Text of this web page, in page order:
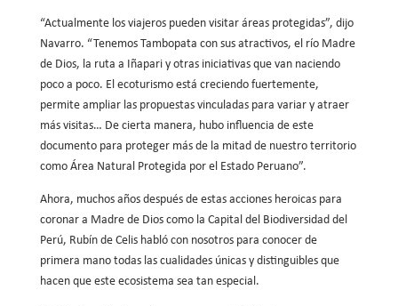
“Actualmente los viajeros pueden visitar áreas protegidas”, dijo
Navarro. “Tenemos Tambopata con sus atractivos, el río Madre
de Dios, la ruta a Iñapari y otras iniciativas que van naciendo
poco a poco. El ecoturismo está creciendo fuertemente,
permite ampliar las propuestas vinculadas para variar y atraer
más visitas… De cierta manera, hubo influencia de este
documento para proteger más de la mitad de nuestro territorio
como Área Natural Protegida por el Estado Peruano”.
Ahora, muchos años después de estas acciones heroicas para
coronar a Madre de Dios como la Capital del Biodiversidad del
Perú, Rubín de Celis habló con nosotros para conocer de
primera mano todas las cualidades únicas y distinguibles que
hacen que este ecosistema sea tan especial.